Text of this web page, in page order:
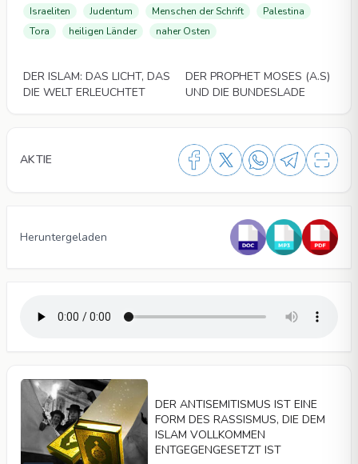
Israeliten Judentum Menschen der Schrift
Palestina
Tora
heiligen Länder naher Osten
DER ISLAM: DAS LICHT, DAS
DIE WELT ERLEUCHTET
DER PROPHET MOSES (A.S)
UND DIE BUNDESLADE
AKTIE
Heruntergeladen
DER ANTISEMITISMUS IST EINE
FORM DES RASSISMUS, DIE DEM
ISLAM VOLLKOMMEN
ENTGEGENGESETZT IST